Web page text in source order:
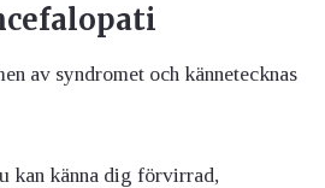
av syndromet och kännetecknas
kan känna dig förvirrad,